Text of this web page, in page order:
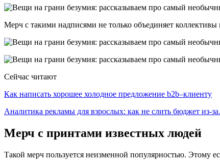
Мерч с такими надписями не только объединяет
Сейчас читают
Как написать хорошее холодное предложение b2b–клиенту
Аналитика рекламы для взрослых: как не слить бюджет из-
Мерч с принтами известных людей
Такой мерч пользуется неизменной популярностью. Этому